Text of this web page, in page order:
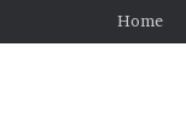
Home